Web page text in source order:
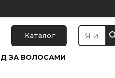
Каталог
ЗА ВОЛОСАМИ